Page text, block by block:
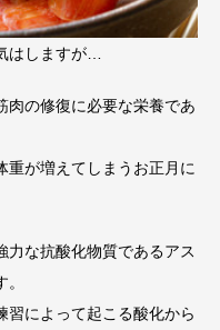
はしますが…
肉の修復に必要な栄養であ
重が増えてしまうお正月に
力な抗酸化物質であるアス
習によって起こる酸化から